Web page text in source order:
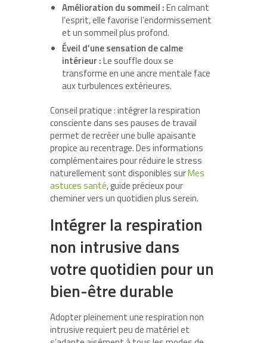
Amélioration du sommeil :En calmant
l’esprit, elle favorise l’endormissement
et un sommeil plus profond.
Éveil d’une sensation de calme
intérieur :Le souffle doux se
transforme en une ancre mentale face
aux turbulences extérieures.
Conseil pratique : intégrer la respiration
consciente dans ses pauses de travail
permet de recréer une bulle apaisante
propice au recentrage. Des informations
complémentaires pour réduire le stress
naturellement sont disponibles surMes
astuces santé, guide précieux pour
cheminer vers un quotidien plus serein.
Intégrer la respiration
non intrusive dans
votre quotidien pour un
bien-être durable
Adopter pleinement une respiration non
intrusive requiert peu de matériel et